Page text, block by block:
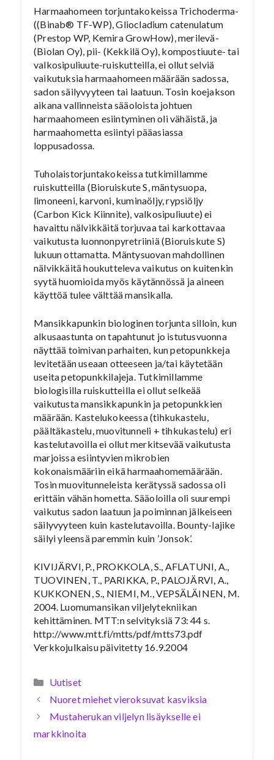
Harmaahomeen torjuntakokeissa Trichoderma-
((Binab® TF-WP), Gliocladium catenulatum
(Prestop WP, Kemira GrowHow), merilevä-
(Biolan Oy), pii- (Kekkilä Oy), kompostiuute- tai
valkosipuliuute-ruiskutteilla, ei ollut selviä
vaikutuksia harmaahomeen määrään sadossa,
sadon säilyvyyteen tai laatuun. Tosin koejakson
aikana vallinneista sääoloista johtuen
harmaahomeen esiintyminen oli vähäistä, ja
harmaahometta esiintyi pääasiassa
loppusadossa.
Tuholaistorjuntakokeissa tutkimillamme
ruiskutteilla (Bioruiskute S, mäntysuopa,
limoneeni, karvoni, kuminaöljy, rypsiöljy
(Carbon Kick Kiinnite), valkosipuliuute) ei
havaittu nälvikkäitä torjuvaa tai karkottavaa
vaikutusta luonnonpyretriiniä (Bioruiskute S)
lukuun ottamatta. Mäntysuovan mahdollinen
nälvikkäitä houkutteleva vaikutus on kuitenkin
syytä huomioida myös käytännössä ja aineen
käyttöä tulee välttää mansikalla.
Mansikkapunkin biologinen torjunta silloin, kun
alkusaastunta on tapahtunut jo istutusvuonna
näyttää toimivan parhaiten, kun petopunkkeja
levitetään useaan otteeseen ja/tai käytetään
useita petopunkkilajeja. Tutkimillamme
biologisilla ruiskutteilla ei ollut selkeää
vaikutusta mansikkapunkin ja petopunkkien
määrään. Kastelukokeessa (tihkukastelu,
päältäkastelu, muovitunneli + tihkukastelu) eri
kastelutavoilla ei ollut merkitsevää vaikutusta
marjoissa esiintyvien mikrobien
kokonaismääriin eikä harmaahomemäärään.
Tosin muovitunneleista kerätyssä sadossa oli
erittäin vähän hometta. Sääoloilla oli suurempi
vaikutus sadon laatuun ja poiminnan jälkeiseen
säilyvyyteen kuin kastelutavoilla. Bounty-lajike
säilyi yleensä paremmin kuin ’Jonsok’.
KIVIJÄRVI, P., PROKKOLA, S., AFLATUNI, A.,
TUOVINEN, T., PARIKKA, P., PALOJÄRVI, A.,
KUKKONEN, S., NIEMI, M., VEPSÄLÄINEN, M.
2004. Luomumansikan viljelytekniikan
kehittäminen. MTT:n selvityksiä 73: 44 s.
http://www.mtt.fi/mtts/pdf/mtts73.pdf
Verkkojulkaisu päivitetty 16.9.2004
Kategoriat
Uutiset
Nuoret miehet vieroksuvat kasviksia
Mustaherukan viljelyn lisäykselle ei
markkinoita